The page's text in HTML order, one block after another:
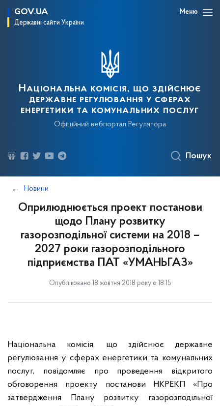
GOV.UA
Державні сайти України
Меню
Національна комісія, що здійснює
державне регулювання у сферах
енергетики та комунальних послуг
Офіційний вебпортал Регулятора
Пошук
Новини
Оприлюднюється проект постанови
щодо Плану розвитку
газорозподільної системи на 2018 –
2027 роки газорозподільного
підприємства ПАТ «УМАНЬГАЗ»
Опубліковано 18 жовтня 2018 року о 18:15
Національна комісія, що здійснює державне
регулювання у сферах енергетики та комунальних
послуг, повідомляє про проведення відкритого
обговорення проекту постанови НКРЕКП «Про
затвердження Плану розвитку газорозподільної